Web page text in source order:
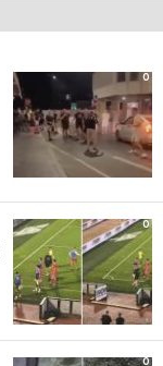
0
0
0